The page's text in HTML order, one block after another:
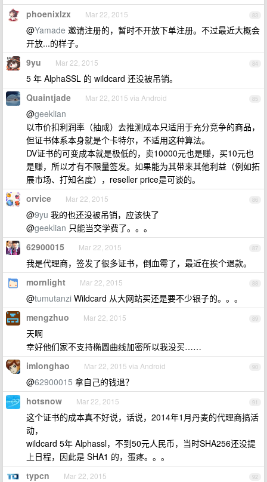
83
phoenixlzx Mar 22, 2015
@Yamade 邀请注册的，暂时不开放下单注册。不过最近大概会
开放...的样子。
84
9yu Mar 22, 2015
5 年 AlphaSSL 的 wildcard 还没被吊销。
85
Quaintjade Mar 22, 2015 via Android
@geeklian
以市价扣利润率（抽成）去推测成本只适用于充分竞争的商品，
但证书体系本身就是个卡特尔，不适用这种算法。
DV证书的可变成本就是极低的，卖10000元也是赚，买10元也
是赚，所以才有不限量签发。如果能为其带来其他利益（例如拓
展市场、打知名度），reseller price是可谈的。
86
orvice Mar 22, 2015
@9yu 我的也还没被吊销，应该快了
@geeklian 只能当交学费了。。。
87
62900015 Mar 22, 2015
我是代理商，签发了很多证书，倒血霉了，最近在挨个退款。
88
mornlight Mar 22, 2015
@tumutanzi Wildcard 从大网站买还是要不少银子的。。。
89
mengzhuo Mar 22, 2015
天啊
幸好他们家不支持椭圆曲线加密所以我没买……
90
imlonghao Mar 22, 2015 via Android
@62900015 拿自己的钱退？
91
hotsnow Mar 22, 2015
这个证书的成本真不好说，话说，2014年1月丹麦的代理商搞活
动，
wildcard 5年 Alphassl，不到50元人民币，当时SHA256还没提
上日程，因此是 SHA1 的，蛋疼。。。
92
typcn Mar 22, 2015